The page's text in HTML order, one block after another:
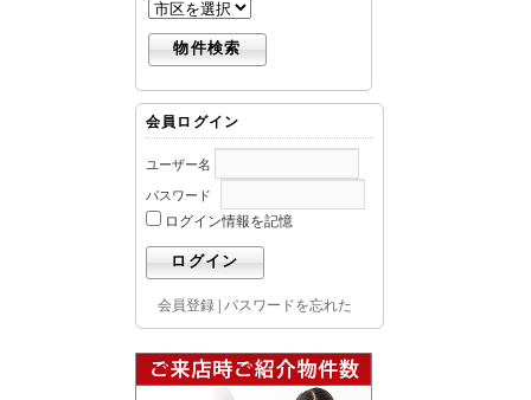
会員ログイン
ユーザー名
パスワード
ログイン情報を記憶
会員登録 | パスワードを忘れた